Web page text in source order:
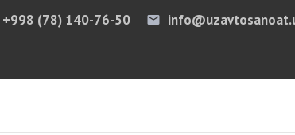
+998 (78) 140-76-50 email